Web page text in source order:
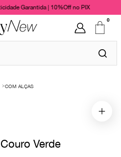
Garantida | 10%Off no PIX
0
COM ALÇAS
Verde